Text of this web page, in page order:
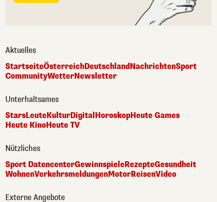
Aktuelles
StartseiteÖsterreichDeutschlandNachrichtenSport
CommunityWetterNewsletter
Unterhaltsames
StarsLeuteKulturDigital HoroskopHeute Games
Heute KinoHeute TV
Nützliches
Sport DatencenterGewinnspieleRezepteGesundheit
WohnenVerkehrsmeldungenMotorReisenVideo
Externe Angebote